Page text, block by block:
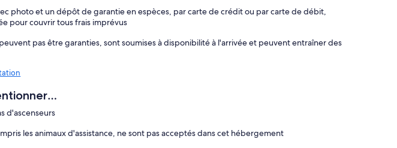
photo et un dépôt de garantie en espèces, par carte de crédit ou par carte de débit,
pour couvrir tous frais imprévus
pas être garanties, sont soumises à disponibilité à l'arrivée et peuvent entraîner des
d'ascenseurs
les animaux d'assistance, ne sont pas acceptés dans cet hébergement